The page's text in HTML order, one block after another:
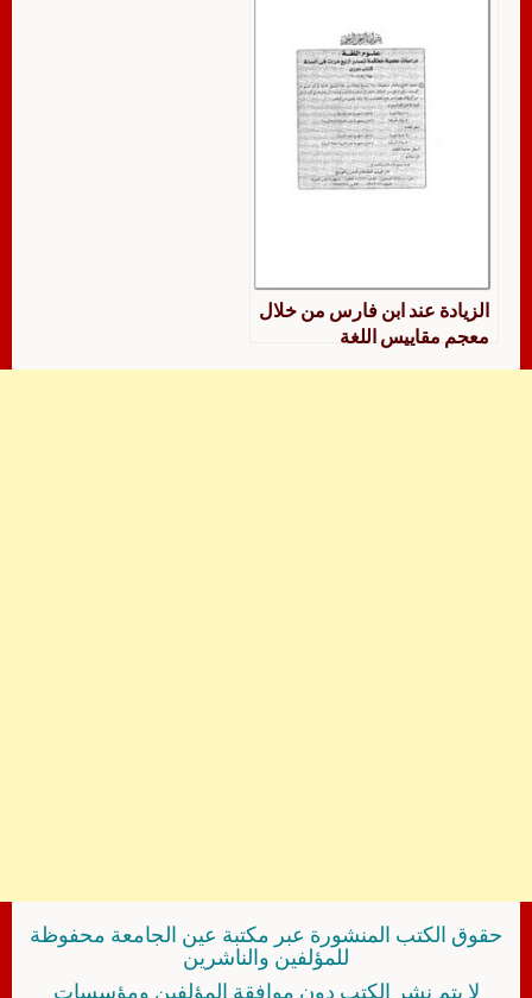
الزيادة عند ابن فارس من خلال
معجم مقاييس اللغة
حقوق الكتب المنشورة عبر مكتبة عين الجامعة محفوظة
للمؤلفين والناشرين
لا يتم نشر الكتب دون موافقة المؤلفين ومؤسسات